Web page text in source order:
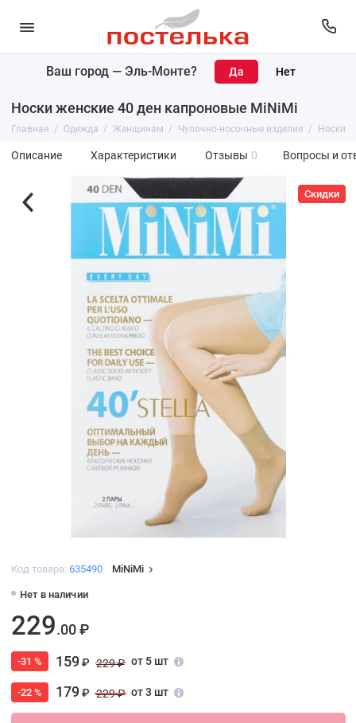
Ваш город — Эль-Монте?
Носки женские 40 ден капроновые MiNiMi
Главная Одежда Женщинам Чулочно-носочные изделия Носки
Описание Характеристики Отзывы 0 Вопросы и
Скидки
Код товара: 635490 MiNiMi
Нет в наличии
229.00 ₽
-31 % 159₽ 229 ₽ от 5 шт
-22 % 179₽ 229 ₽ от 3 шт